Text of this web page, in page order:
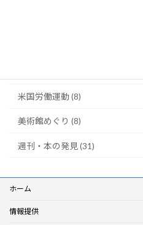
米国労働運動 (8)
美術館めぐり (8)
週刊・本の発見 (31)
ホーム
情報提供